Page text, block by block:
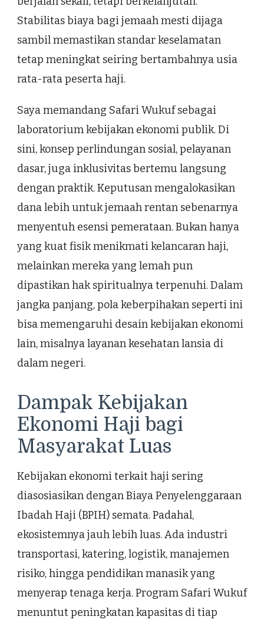
Stabilitas biaya bagi jemaah mesti dijaga
sambil memastikan standar keselamatan
tetap meningkat seiring bertambahnya usia
rata-rata peserta haji.
Saya memandang Safari Wukuf sebagai
laboratorium kebijakan ekonomi publik. Di
sini, konsep perlindungan sosial, pelayanan
dasar, juga inklusivitas bertemu langsung
dengan praktik. Keputusan mengalokasikan
dana lebih untuk jemaah rentan sebenarnya
menyentuh esensi pemerataan. Bukan hanya
yang kuat fisik menikmati kelancaran haji,
melainkan mereka yang lemah pun
dipastikan hak spiritualnya terpenuhi. Dalam
jangka panjang, pola keberpihakan seperti ini
bisa memengaruhi desain kebijakan ekonomi
lain, misalnya layanan kesehatan lansia di
dalam negeri.
Dampak Kebijakan
Ekonomi Haji bagi
Masyarakat Luas
Kebijakan ekonomi terkait haji sering
diasosiasikan dengan Biaya Penyelenggaraan
Ibadah Haji (BPIH) semata. Padahal,
ekosistemnya jauh lebih luas. Ada industri
transportasi, katering, logistik, manajemen
risiko, hingga pendidikan manasik yang
menyerap tenaga kerja. Program Safari Wukuf
menuntut peningkatan kapasitas di tiap